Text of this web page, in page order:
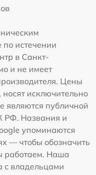
истечении
в Санкт-
и не имеет
Цены
исключительно
являются публичной
РФ. Названия и
упоминаются
— чтобы обозначить
работаем. Наша
с владельцами